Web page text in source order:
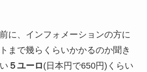
に、インフォメーションの方に
まで幾らくらいかかるのか聞き
５ユーロ(日本円で650円)くらい